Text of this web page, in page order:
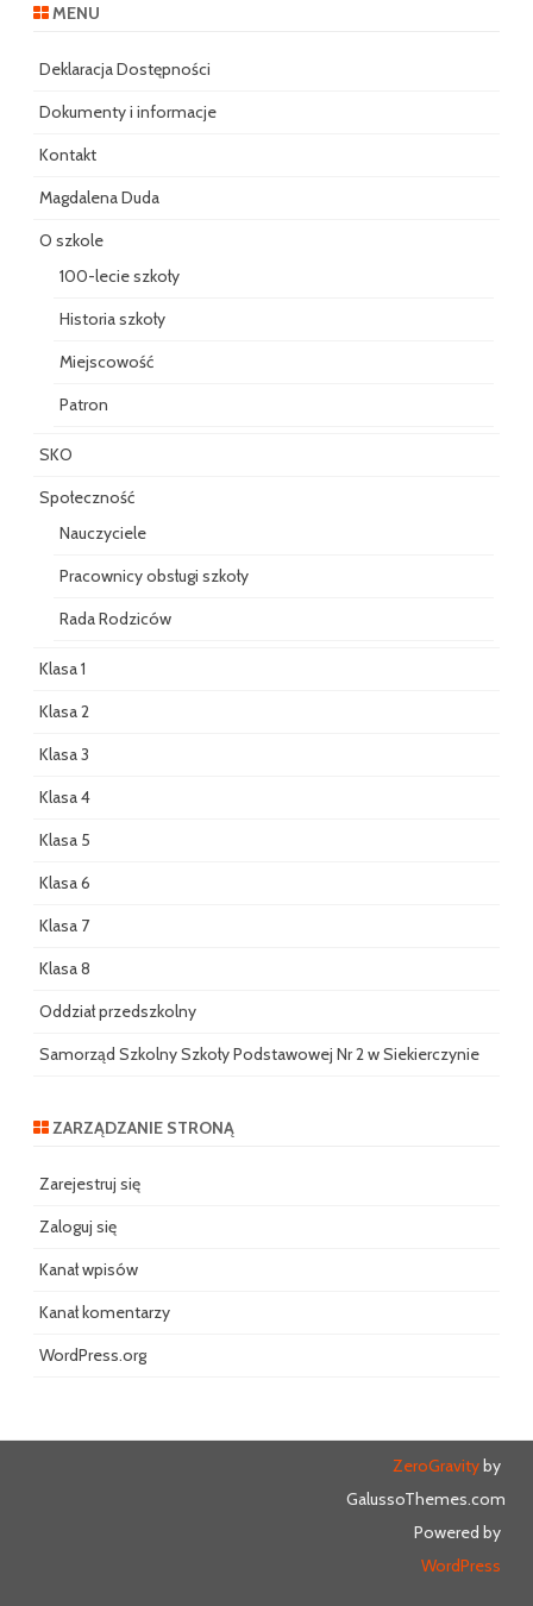
MENU
Deklaracja Dostępności
Dokumenty i informacje
Kontakt
Magdalena Duda
O szkole
100-lecie szkoły
Historia szkoły
Miejscowość
Patron
SKO
Społeczność
Nauczyciele
Pracownicy obsługi szkoły
Rada Rodziców
Klasa 1
Klasa 2
Klasa 3
Klasa 4
Klasa 5
Klasa 6
Klasa 7
Klasa 8
Oddział przedszkolny
Samorząd Szkolny Szkoły Podstawowej Nr 2 w Siekierczynie
ZARZĄDZANIE STRONĄ
Zarejestruj się
Zaloguj się
Kanał wpisów
Kanał komentarzy
WordPress.org
ZeroGravityby
GalussoThemes.com
Powered by
WordPress